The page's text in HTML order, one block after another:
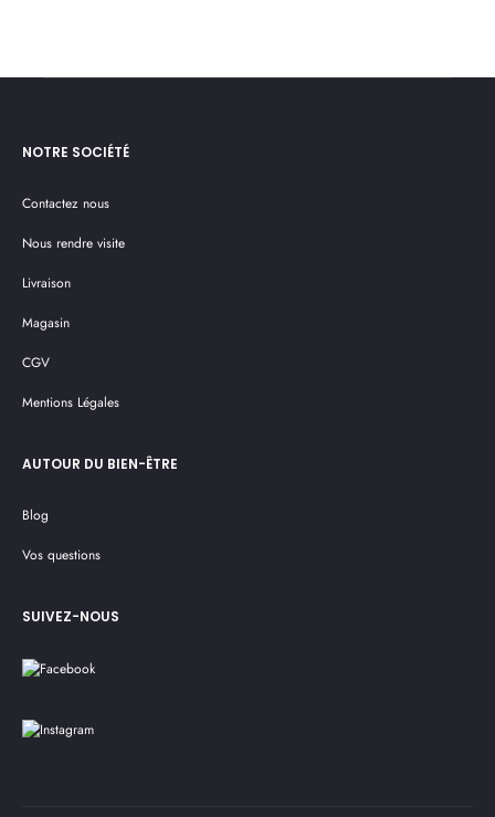
NOTRE SOCIÉTÉ
Contactez nous
Nous rendre visite
Livraison
Magasin
CGV
Mentions Légales
AUTOUR DU BIEN-ÊTRE
Blog
Vos questions
SUIVEZ-NOUS